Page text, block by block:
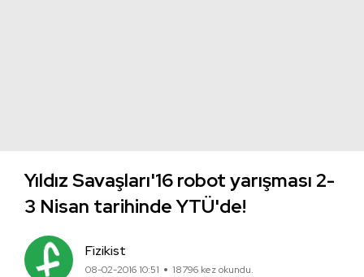
Yıldız Savaşları'16 robot yarışması 2-
3 Nisan tarihinde YTÜ'de!
Fizikist
08-02-2016 10:51 18796 kez okundu.